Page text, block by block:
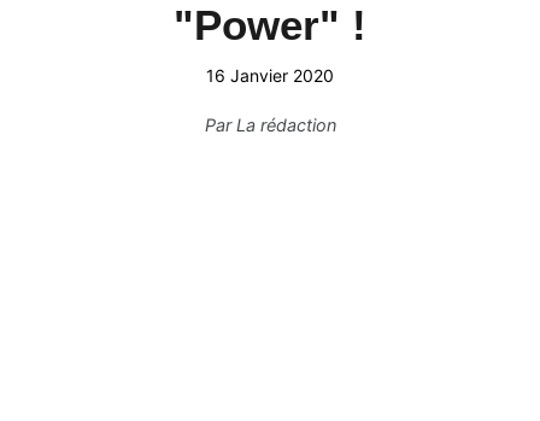
"Power" !
16 Janvier 2020
ParLa rédaction